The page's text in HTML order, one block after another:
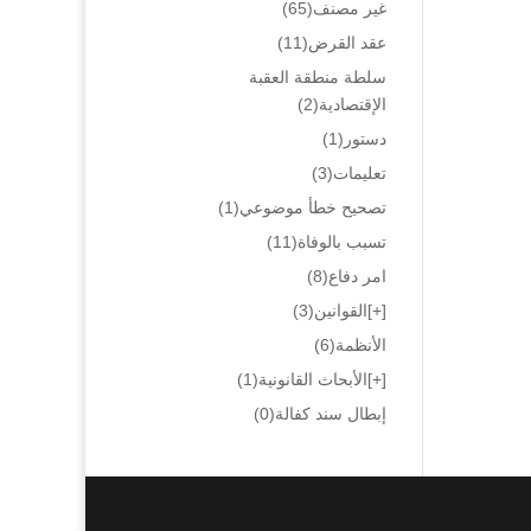
غير مصنف(65)
عقد القرض(11)
سلطة منطقة العقبة
الإقتصادية(2)
دستور (1)
تعليمات(3)
تصحيح خطأ موضوعي(1)
تسبب بالوفاة(11)
امر دفاع(8)
[+]القوانين(3)
الأنظمة(6)
[+]الأبحاث القانونية(1)
إبطال سند كفالة(0)